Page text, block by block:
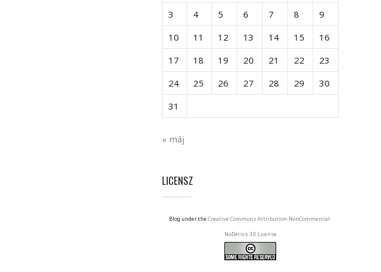
3
4 5 6 7 8
9
10
11 12 13 14 15
16
17
18 19 20 21 22
23
24
25 26 27 28 29
30
31
« máj
LICENSZ
Blog under the Creative Commons Attribution-NonCommercial-
NoDerivs 3.0 License